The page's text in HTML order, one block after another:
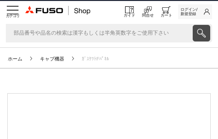
カテゴリ ガイド 問合せ カート
ログイン/
新規登録
ホーム キャブ機器 ｶﾞｽｹﾂﾄFﾊﾟﾈﾙ